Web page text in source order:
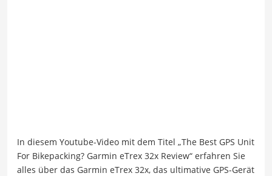
In diesem Youtube-Video mit dem Titel „The Best GPS Unit
For Bikepacking? Garmin eTrex 32x Review“ erfahren Sie
alles über das Garmin eTrex 32x, das ultimative GPS-Gerät